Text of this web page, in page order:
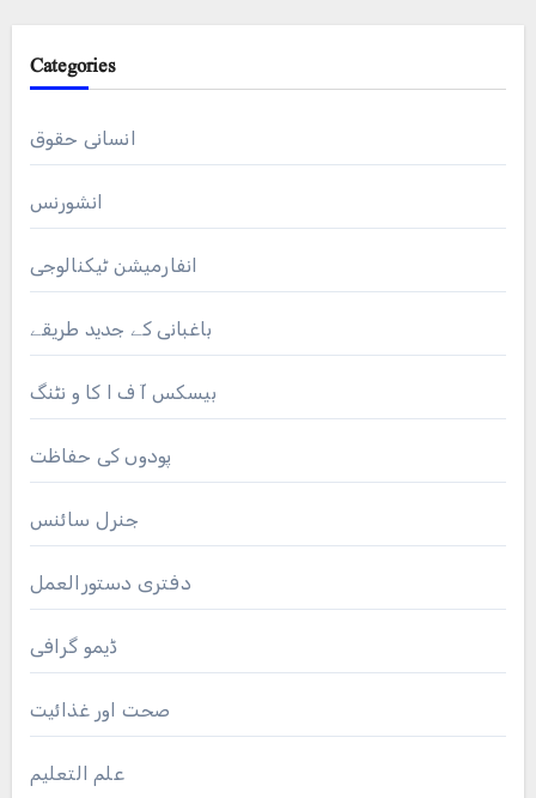
Categories
انسانی حقوق
انشورنس
انفارمیشن ٹیکنالوجی
باغبانی کے جدید طریقے
بیسکس آ ف ا کا و نٹنگ
پودوں کی حفاظت
جنرل سائنس
دفتری دستورالعمل
ڈیمو گرافی
صحت اور غذائیت
علم التعلیم